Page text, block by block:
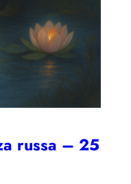
russa – 25